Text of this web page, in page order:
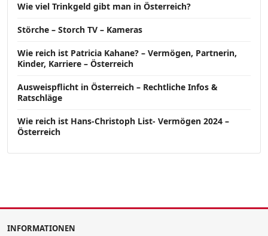
Wie viel Trinkgeld gibt man in Österreich?
Störche – Storch TV – Kameras
Wie reich ist Patricia Kahane? – Vermögen, Partnerin,
Kinder, Karriere – Österreich
Ausweispflicht in Österreich – Rechtliche Infos &
Ratschläge
Wie reich ist Hans-Christoph List- Vermögen 2024 –
Österreich
INFORMATIONEN